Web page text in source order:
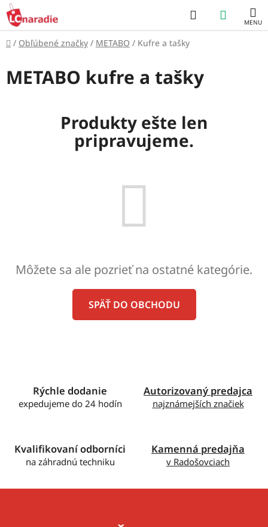
Prejsť
na
obsah
Hľadať
KOŠÍK
Domov
/ Obľúbené značky / METABO / Kufre a tašky
METABO kufre a tašky
Produkty ešte len
pripravujeme.
Môžete sa ale pozrieť na ostatné kategórie.
SPÄŤ DO OBCHODU
Rýchle dodanie
expedujeme do 24 hodín
Autorizovaný predajca
najznámejších značiek
Kvalifikovaní odborníci
na záhradnú techniku
Kamenná predajňa
v Radošovciach